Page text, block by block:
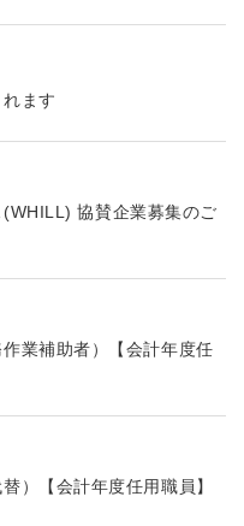
ます
(WHILL) 協賛企業募集のご
業補助者）【会計年度任
）【会計年度任用職員】